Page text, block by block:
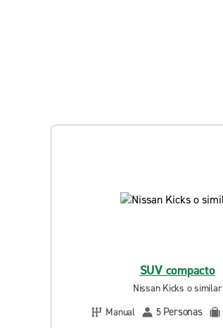
SUV compacto
Nissan Kicks o similar
Manual
5 Personas